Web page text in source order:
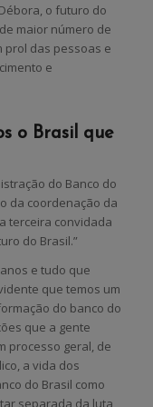
o futuro do
maior número de
prol das pessoas e
e
o Brasil que
do Banco do
da coordenação da
terceira convidada
do Brasil.”
e tudo que
que temos um
do banco do
que a gente
processo geral, de
a vida dos
do Brasil como
separada da luta